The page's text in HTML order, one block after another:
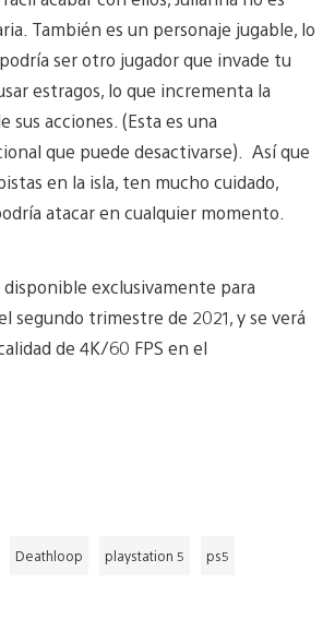
También es un personaje jugable, lo
ser otro jugador que invade tu
estragos, lo que incrementa la
sus acciones. (Esta es una
que puede desactivarse). Así que
en la isla, ten mucho cuidado,
atacar en cualquier momento.
exclusivamente para
segundo trimestre de 2021, y se verá
de 4K/60 FPS en el
Deathloop playstation 5 ps5